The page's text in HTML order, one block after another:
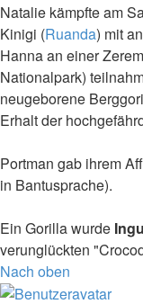
Natalie kämpfte am
Kinigi (Ruanda) mit
Hanna an einer
Nationalpark)
neugeborene
Erhalt der
Portman gab ihrem
in Bantusprache).
Ein Gorilla wurde
verunglückten
Nach oben